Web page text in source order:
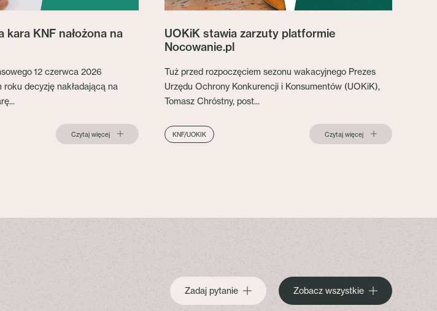
kara KNF nałożona na
12 czerwca 2026
roku decyzję nakładającą na
Czytaj więcej
UOKiK stawia zarzuty platformie
Nocowanie.pl
Tuż przed rozpoczęciem sezonu wakacyjnego Prezes
Urzędu Ochrony Konkurencji i Konsumentów (UOKiK),
Tomasz Chróstny, post...
KNF/UOKIK Czytaj więcej
Zadaj pytanie Zobacz wszystkie